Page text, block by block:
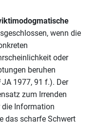
wenn die
oder
beruhen
JA 1977, 91 f.). Der
zum Irrenden
die Information
das scharfe Schwert